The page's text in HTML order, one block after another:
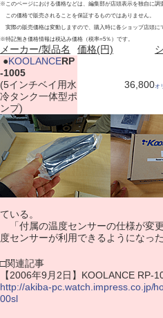
※このページにおける価格などは、編集部が店頭表示を独自に調
この価格で販売されることを保証するものではありません。
実際の販売価格は変動しますので、購入時に各ショップ店頭に
※特記無き価格情報は税込み価格（税率=5％）です。
メーカー/製品名 価格(円)
●KOOLANCERP
-1005
(5インチベイ用水
冷タンク一体型ポ
ンプ)
36,800オ
ている。
「付属の温度センサーの仕様が変
度センサーが利用できるようになっ
□関連記事
【2006年9月2日】KOOLANCE RP-
http://akiba-pc.watch.impress.co.jp/
00sl